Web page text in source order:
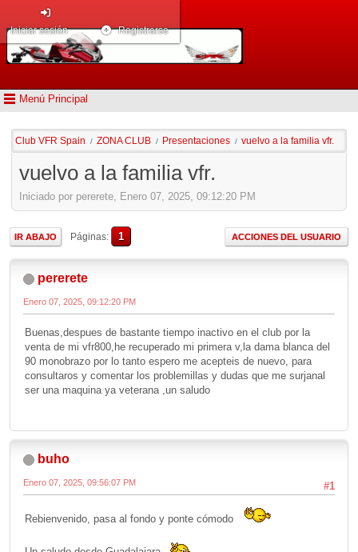
Menú Principal
Iniciar sesión Registrarse
Club VFR Spain / ZONA CLUB / Presentaciones / vuelvo a la familia vfr.
vuelvo a la familia vfr.
Iniciado por pererete, Enero 07, 2025, 09:12:20 PM
IR ABAJO Páginas 1 ACCIONES DEL USUARIO
pererete
Enero 07, 2025, 09:12:20 PM
Buenas,despues de bastante tiempo inactivo en el club por la
venta de mi vfr800,he recuperado mi primera v,la dama blanca del
90 monobrazo por lo tanto espero me acepteis de nuevo, para
consultaros y comentar los problemillas y dudas que me surjanal
ser una maquina ya veterana ,un saludo
buho
#1
Enero 07, 2025, 09:56:07 PM
Rebienvenido, pasa al fondo y ponte cómodo